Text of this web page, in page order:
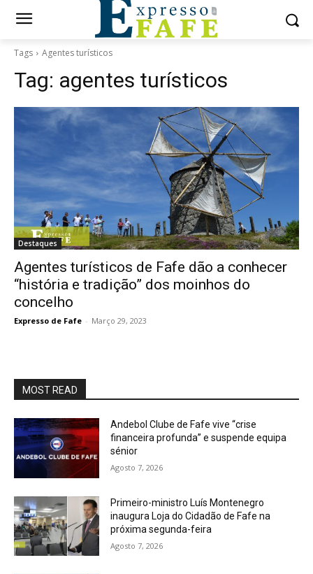
Tags Agentes turísticos
Tag: agentes turísticos
Destaques
Agentes turísticos de Fafe dão a conhecer
“história e tradição” dos moinhos do
concelho
Expresso de Fafe - Março 29, 2023
MOST READ
Andebol Clube de Fafe vive “crise
financeira profunda” e suspende equipa
sénior
Agosto 7, 2026
Primeiro-ministro Luís Montenegro
inaugura Loja do Cidadão de Fafe na
próxima segunda-feira
Agosto 7, 2026